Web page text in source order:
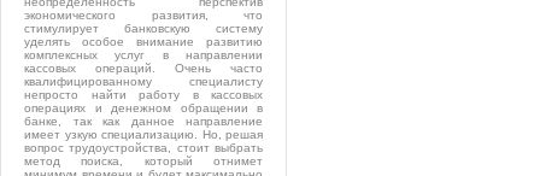
экономического развития, что
стимулирует банковскую систему
уделять особое внимание развитию
комплексных услуг в направлении
кассовых операций. Очень часто
квалифицированному специалисту
непросто найти работу в кассовых
операциях и денежном обращении в
банке, так как данное направление
имеет узкую специализацию. Но, решая
вопрос трудоустройства, стоит выбрать
метод поиска, который отнимет